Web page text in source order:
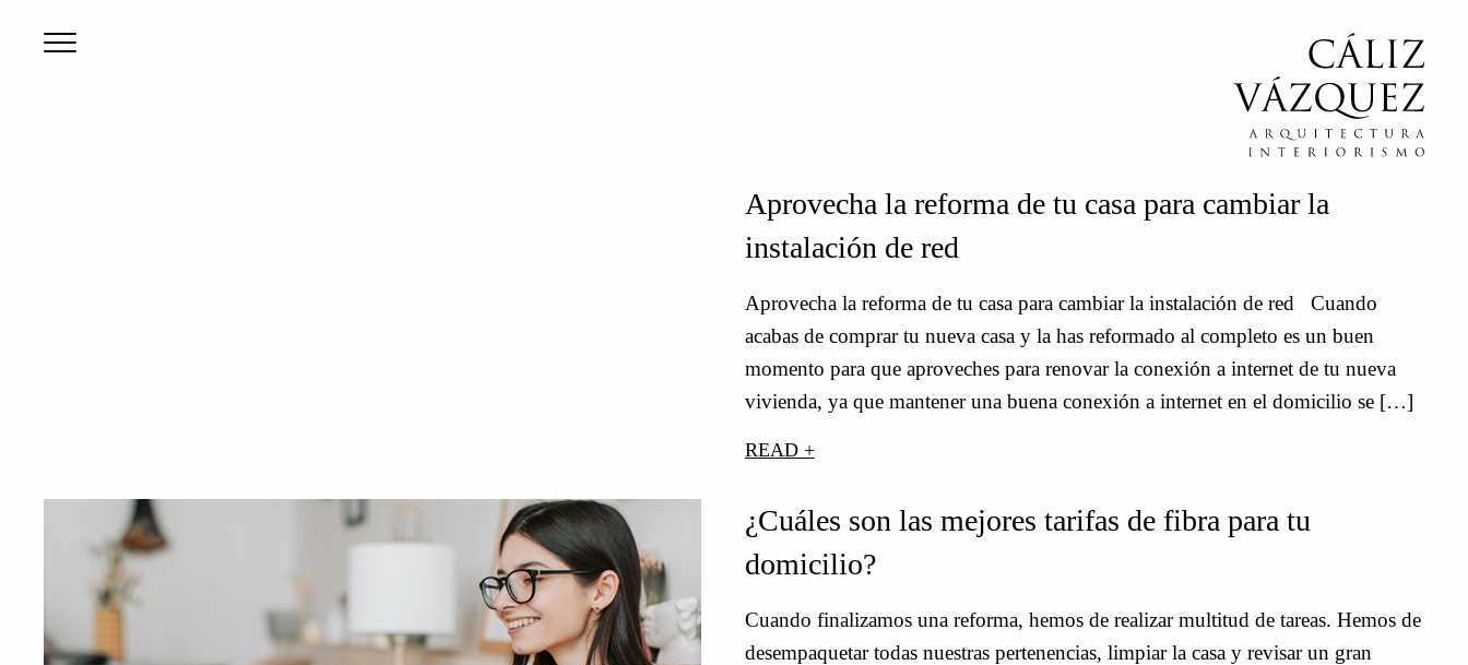
Aprovecha la reforma de tu casa para cambiar la
instalación de red
Aprovecha la reforma de tu casa para cambiar la instalación de red Cuando
acabas de comprar tu nueva casa y la has reformado al completo es un buen
momento para que aproveches para renovar la conexión a internet de tu nueva
vivienda, ya que mantener una buena conexión a internet en el domicilio se […]
READ +
¿Cuáles son las mejores tarifas de fibra para tu
domicilio?
Cuando finalizamos una reforma, hemos de realizar multitud de tareas. Hemos de
desempaquetar todas nuestras pertenencias, limpiar la casa y revisar un gran